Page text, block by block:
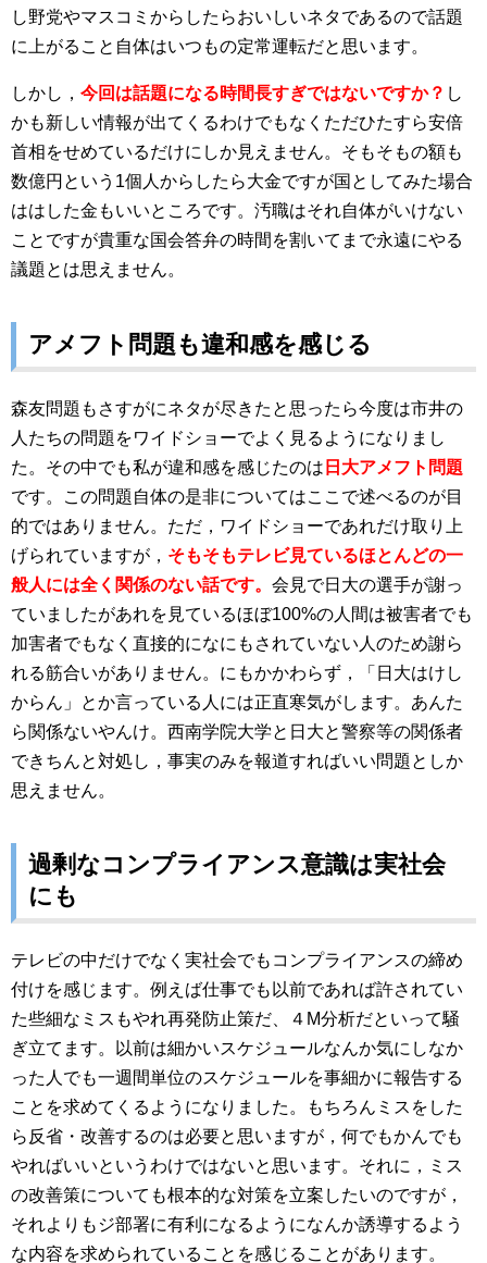
し野党やマスコミからしたらおいしいネタであるので話題
に上がること自体はいつもの定常運転だと思います。
しかし， 今回は話題になる時間長すぎではないですか？ し
かも新しい情報が出てくるわけでもなくただひたすら安倍
首相をせめているだけにしか見えません。そもそもの額も
数億円という1個人からしたら大金ですが国としてみた場合
ははした金もいいところです。汚職はそれ自体がいけない
ことですが貴重な国会答弁の時間を割いてまで永遠にやる
議題とは思えません。
アメフト問題も違和感を感じる
森友問題もさすがにネタが尽きたと思ったら今度は市井の
人たちの問題をワイドショーでよく見るようになりまし
た。その中でも私が違和感を感じたのは 日大アメフト問題
です。この問題自体の是非についてはここで述べるのが目
的ではありません。ただ，ワイドショーであれだけ取り上
げられていますが， そもそもテレビ見ているほとんどの一
般人には全く関係のない話です。 会見で日大の選手が謝っ
ていましたがあれを見ているほぼ100%の人間は被害者でも
加害者でもなく直接的になにもされていない人のため謝ら
れる筋合いがありません。にもかかわらず，「日大はけし
からん」とか言っている人には正直寒気がします。あんた
ら関係ないやんけ。西南学院大学と日大と警察等の関係者
できちんと対処し，事実のみを報道すればいい問題としか
思えません。
過剰なコンプライアンス意識は実社会
にも
テレビの中だけでなく実社会でもコンプライアンスの締め
付けを感じます。例えば仕事でも以前であれば許されてい
た些細なミスもやれ再発防止策だ、４M分析だといって騒
ぎ立てます。以前は細かいスケジュールなんか気にしなか
った人でも一週間単位のスケジュールを事細かに報告する
ことを求めてくるようになりました。もちろんミスをした
ら反省・改善するのは必要と思いますが，何でもかんでも
やればいいというわけではないと思います。それに，ミス
の改善策についても根本的な対策を立案したいのですが，
それよりもジ部署に有利になるようになんか誘導するよう
な内容を求められていることを感じることがあります。